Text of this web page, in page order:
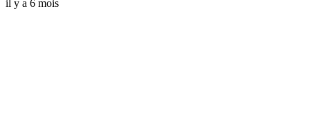
il y a 6 mois